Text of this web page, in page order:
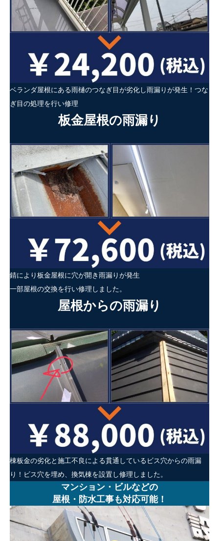
ベランダ屋根にある雨樋のつなぎ目が劣化し雨漏りが発生！つな
ぎ目の処理を行い修理
板金屋根の雨漏り
錆により板金屋根に穴が開き雨漏りが発生
一部屋根の交換を行い修理しました。
屋根からの雨漏り
棟板金の劣化と施工不良による貫通しているビス穴からの雨漏
り！ビス穴を埋め、換気棟を設置し修理しました。
マンション・ビルなどの
屋根・防水工事も対応可能！